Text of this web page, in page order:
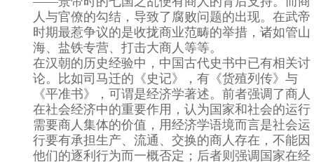
人与官僚的勾结，导致了腐败问题的出现。在武帝
时期最惹争议的是收拢商业范畴的举措，诸如管山
海、盐铁专营、打击大商人等等。
在汉朝的历史经验中，中国古代史书中已有相关讨
论。比如司马迁的《史记》，有《货殖列传》与
《平准书》，可谓是经济学著述。前者强调了商人
在社会经济中的重要作用，认为国家和社会的运行
需要商人集体的价值，用经济学语境而言是社会运
行要有承担生产、流通、交换的商人存在，不能因
他们的逐利行为而一概否定；后者则强调国家在经